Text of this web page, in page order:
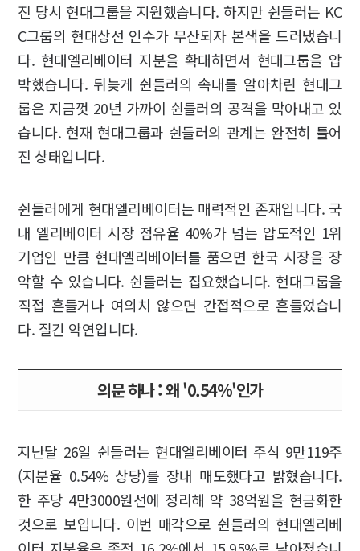
진 당시 현대그룹을 지원했습니다. 하지만 쉰들러는 KC
C그룹의 현대상선 인수가 무산되자 본색을 드러냈습니
다. 현대엘리베이터 지분을 확대하면서 현대그룹을 압
박했습니다. 뒤늦게 쉰들러의 속내를 알아차린 현대그
룹은 지금껏 20년 가까이 쉰들러의 공격을 막아내고 있
습니다. 현재 현대그룹과 쉰들러의 관계는 완전히 틀어
진 상태입니다.
쉰들러에게 현대엘리베이터는 매력적인 존재입니다. 국
내 엘리베이터 시장 점유율 40%가 넘는 압도적인 1위
기업인 만큼 현대엘리베이터를 품으면 한국 시장을 장
악할 수 있습니다. 쉰들러는 집요했습니다. 현대그룹을
직접 흔들거나 여의치 않으면 간접적으로 흔들었습니
다. 질긴 악연입니다.
의문 하나 : 왜 '0.54%'인가
지난달 26일 쉰들러는 현대엘리베이터 주식 9만119주
(지분율 0.54% 상당)를 장내 매도했다고 밝혔습니다.
한 주당 4만3000원선에 정리해 약 38억원을 현금화한
것으로 보입니다. 이번 매각으로 쉰들러의 현대엘리베